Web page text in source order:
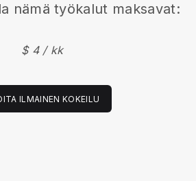
nämä työkalut maksavat:
$ 4 / kk
ILMAINEN KOKEILU